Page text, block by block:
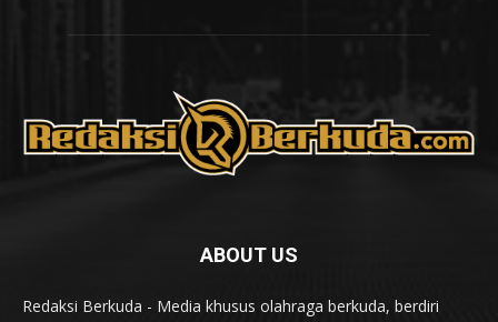
ABOUT US
Redaksi Berkuda - Media khusus olahraga berkuda, berdiri